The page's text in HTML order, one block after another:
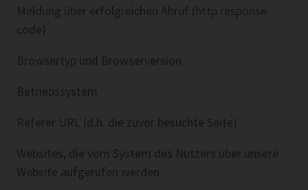
Meldung über erfolgreichen Abruf (http response
code)
Browsertyp und Browserversion
Betriebssystem
Referer URL (d.h. die zuvor besuchte Seite)
Websites, die vom System des Nutzers über unsere
Website aufgerufen werden